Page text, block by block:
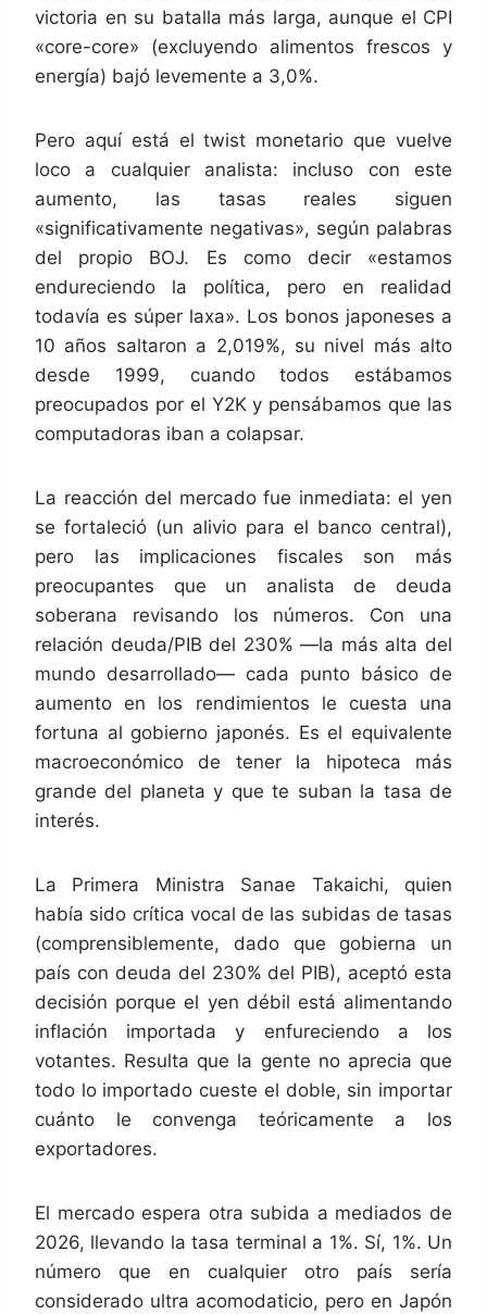
victoria en su batalla más larga, aunque el CPI
«core-core» (excluyendo alimentos frescos y
energía) bajó levemente a 3,0%.
Pero aquí está el twist monetario que vuelve
loco a cualquier analista: incluso con este
aumento, las tasas reales siguen
«significativamente negativas», según palabras
del propio BOJ. Es como decir «estamos
endureciendo la política, pero en realidad
todavía es súper laxa». Los bonos japoneses a
10 años saltaron a 2,019%, su nivel más alto
desde 1999, cuando todos estábamos
preocupados por el Y2K y pensábamos que las
computadoras iban a colapsar.
La reacción del mercado fue inmediata: el yen
se fortaleció (un alivio para el banco central),
pero las implicaciones fiscales son más
preocupantes que un analista de deuda
soberana revisando los números. Con una
relación deuda/PIB del 230% —la más alta del
mundo desarrollado— cada punto básico de
aumento en los rendimientos le cuesta una
fortuna al gobierno japonés. Es el equivalente
macroeconómico de tener la hipoteca más
grande del planeta y que te suban la tasa de
interés.
La Primera Ministra Sanae Takaichi, quien
había sido crítica vocal de las subidas de tasas
(comprensiblemente, dado que gobierna un
país con deuda del 230% del PIB), aceptó esta
decisión porque el yen débil está alimentando
inflación importada y enfureciendo a los
votantes. Resulta que la gente no aprecia que
todo lo importado cueste el doble, sin importar
cuánto le convenga teóricamente a los
exportadores.
El mercado espera otra subida a mediados de
2026, llevando la tasa terminal a 1%. Sí, 1%. Un
número que en cualquier otro país sería
considerado ultra acomodaticio, pero en Japón